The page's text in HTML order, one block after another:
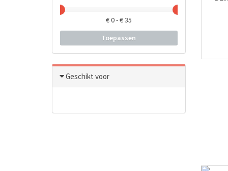
€0- €35
Toepassen
Geschikt voor